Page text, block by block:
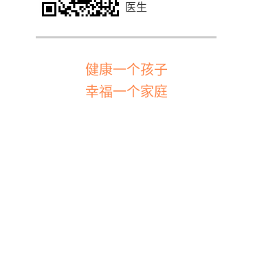
医生
健康一个孩子
幸福一个家庭